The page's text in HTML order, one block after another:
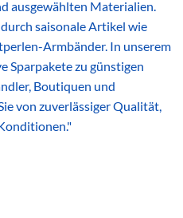
ausgewählten Materialien.
saisonale Artikel wie
Armbänder. In unserem
Sparpakete zu günstigen
Boutiquen und
von zuverlässiger Qualität,